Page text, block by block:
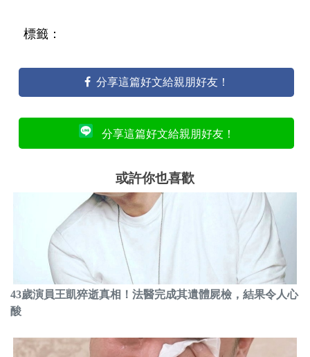
標籤：
分享這篇好文給親朋好友！
分享這篇好文給親朋好友！
或許你也喜歡
43歲演員王凱猝逝真相！法醫完成其遺體屍檢，結果令人心
酸